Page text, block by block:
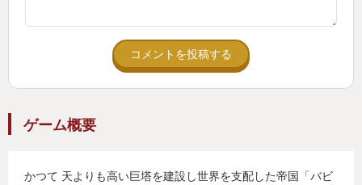
コメントを投稿する
ゲーム概要
かつて 天よりも高い巨塔を建設し世界を支配した帝国「バビ